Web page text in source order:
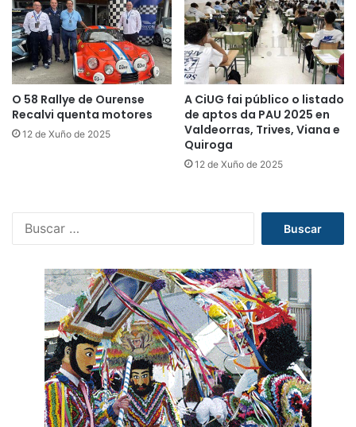
O 58 Rallye de Ourense
Recalvi quenta motores
12 de Xuño de 2025
A CiUG fai público o listado
de aptos da PAU 2025 en
Valdeorras, Trives, Viana e
Quiroga
12 de Xuño de 2025
c
a
r
: